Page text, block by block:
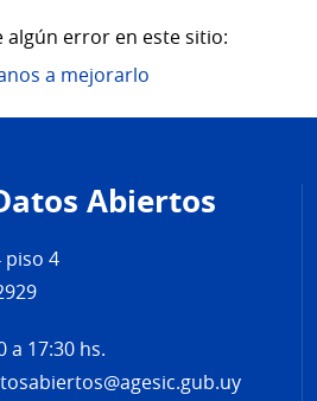
algún error en este sitio:
a mejorarlo
Abiertos
piso 4
a 17:30 hs.